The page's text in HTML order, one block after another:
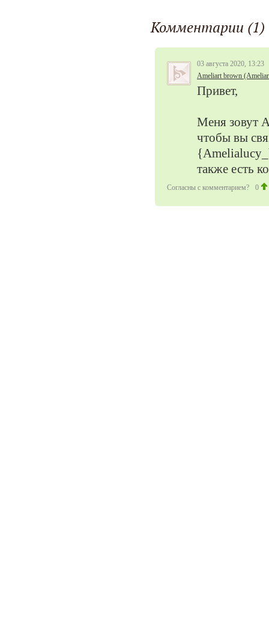
Комментарии (1)
03 августа 2020, 13:23
Ameliart brown
Привет,
Меня зовут
чтобы вы
также есть
Согласны с комментарием? 0